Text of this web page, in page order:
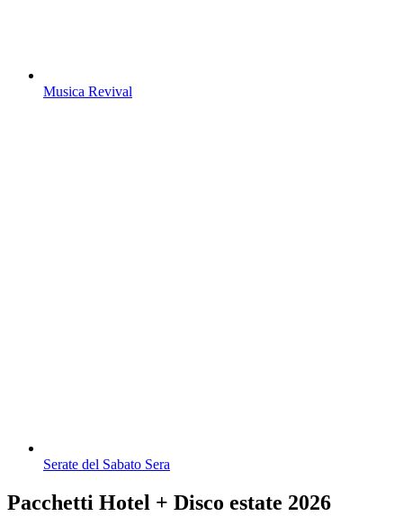
Musica Revival
Serate del Sabato Sera
Pacchetti Hotel + Disco estate 2026